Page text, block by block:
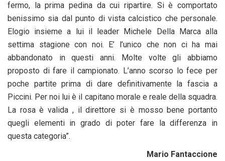
fermo, la prima pedina da cui ripartire. Si è comportato
benissimo sia dal punto di vista calcistico che personale.
Elogio insieme a lui il leader Michele Della Marca alla
settima stagione con noi. E’ l’unico che non ci ha mai
abbandonato in questi anni. Molte volte gli abbiamo
proposto di fare il campionato. L’anno scorso lo fece per
poche partite prima di dare definitivamente la fascia a
Piccini. Per noi lui è il capitano morale e reale della squadra.
La rosa è valida , il direttore si è mosso bene portanto
quegli elementi in grado di poter fare la differenza in
questa categoria”.
Mario Fantaccione